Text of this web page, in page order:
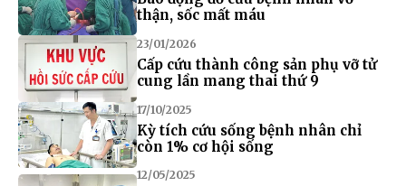
thận, sốc mất máu
23/01/2026
Cấp cứu thành công sản phụ vỡ tử
cung lần mang thai thứ 9
17/10/2025
Kỳ tích cứu sống bệnh nhân chỉ
còn 1% cơ hội sống
12/05/2025